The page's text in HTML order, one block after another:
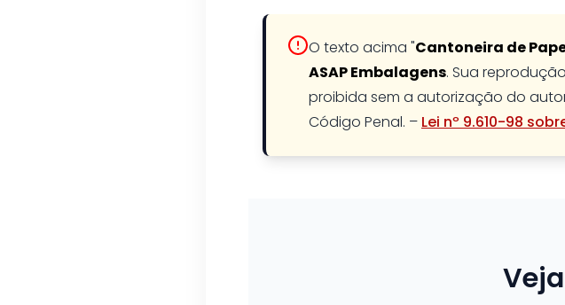
O texto acima "Cantoneira de
ASAP Embalagens. Sua
proibida sem a autorização do
Código Penal. – Lei nº 9.610-98